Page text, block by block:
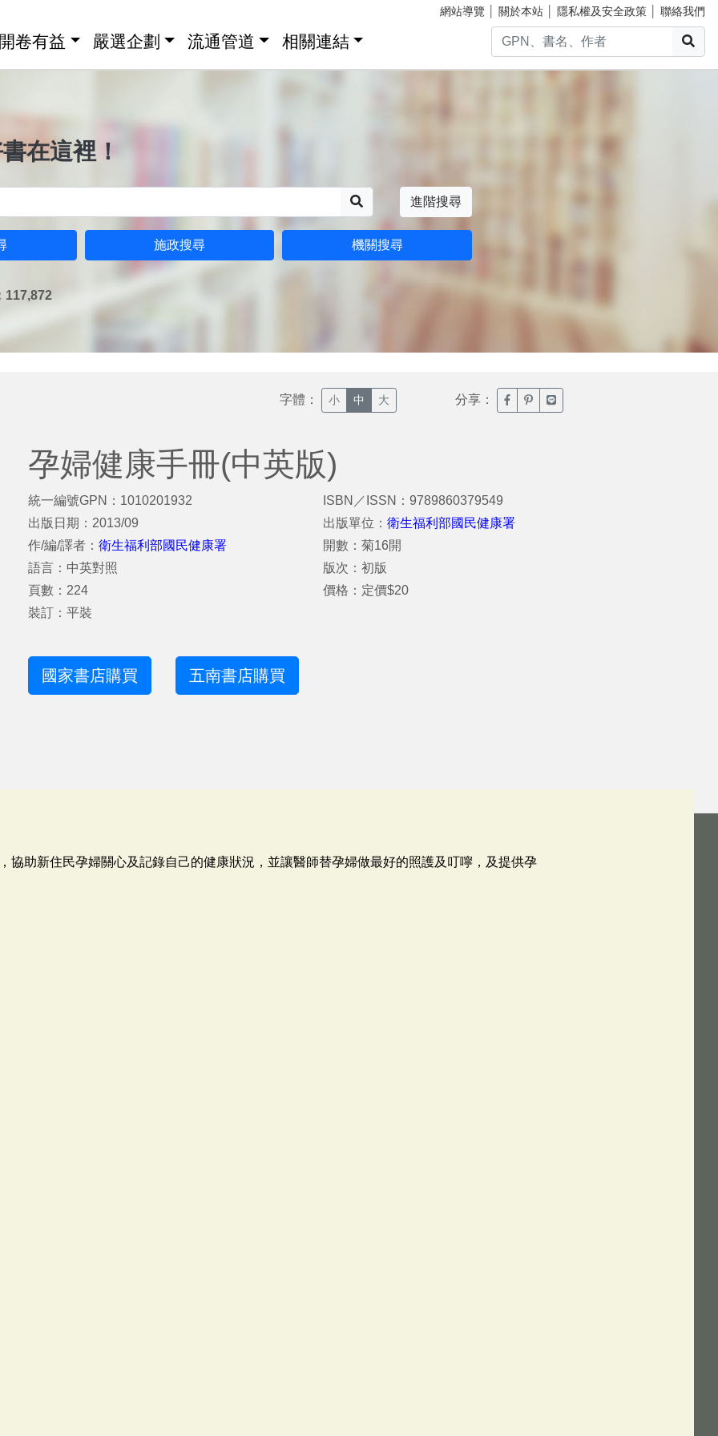
網站導覽 關於本站 隱私權及安全政策 聯絡我們
卷有益 嚴選企劃 流通管道 相關連結
在這裡！
進階搜尋
施政搜尋 機關搜尋
117,872
字體： 小 中 大 分享： 臉書分享(另開新視窗)
噗浪分享(另開新視窗)
Line分享(另開新視窗)
孕婦健康手冊(中英版)
統一編號GPN：1010201932
出版日期：2013/09
作/編/譯者： 衛生福利部國民健康署
語言：中英對照
頁數：224
裝訂：平裝
ISBN／ISSN：9789860379549
出版單位：衛生福利部國民健康署
開數：菊16開
版次：初版
價格：定價$20
國家書店購買 五南書店購買
協助新住民孕婦關心及記錄自己的健康狀況，並讓醫師替孕婦做最好的照護及叮嚀，及提供孕